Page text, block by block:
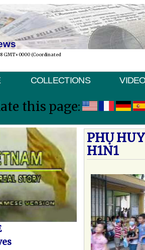
GMT+0000 (Coordinated
COLLECTIONS
this page:
PHỤ
H1N1